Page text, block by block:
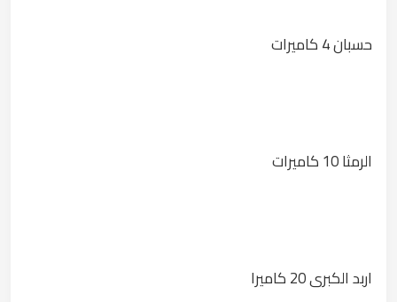
حسبان 4 كاميرات
الرمثا 10 كاميرات
اربد الكبرى 20 كاميرا